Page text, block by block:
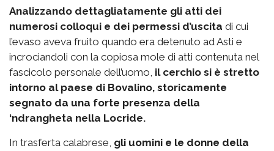
Analizzando dettagliatamente gli atti dei
numerosi colloqui e dei permessi d’uscita di cui
l’evaso aveva fruito quando era detenuto ad Asti e
incrociandoli con la copiosa mole di atti contenuta nel
fascicolo personale dell’uomo, il cerchio si è stretto
intorno al paese di Bovalino, storicamente
segnato da una forte presenza della
‘ndrangheta nella Locride.
In trasferta calabrese, gli uomini e le donne della